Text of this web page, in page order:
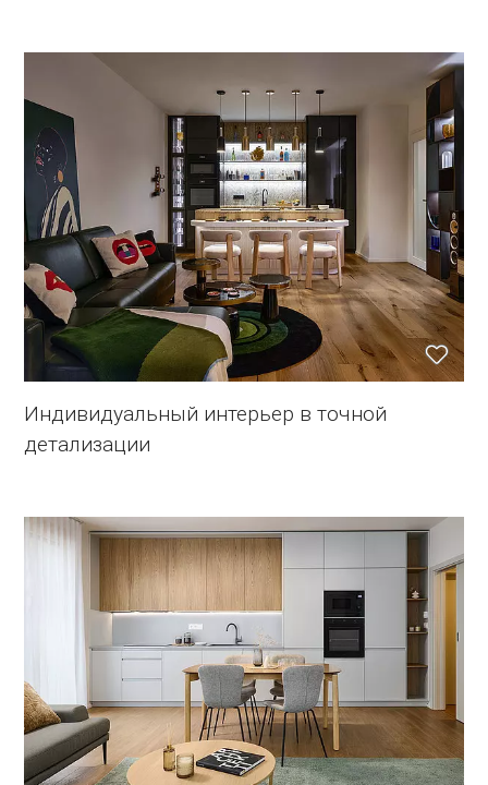
Индивидуальный интерьер в точной
детализации